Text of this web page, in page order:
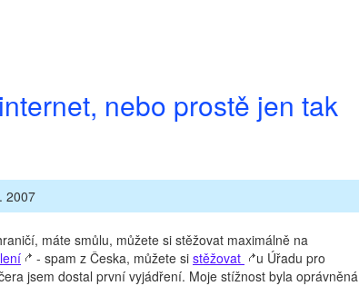
nebo prostě jen tak
2007
máte smůlu, můžete si stěžovat maximálně na
- spam z Česka, můžete si stěžovat
u Úřadu pro
jsem dostal první vyjádření. Moje stížnost byla oprávněná